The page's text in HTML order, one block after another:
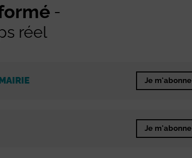
réel
Je m'abonne
Je m'abonne